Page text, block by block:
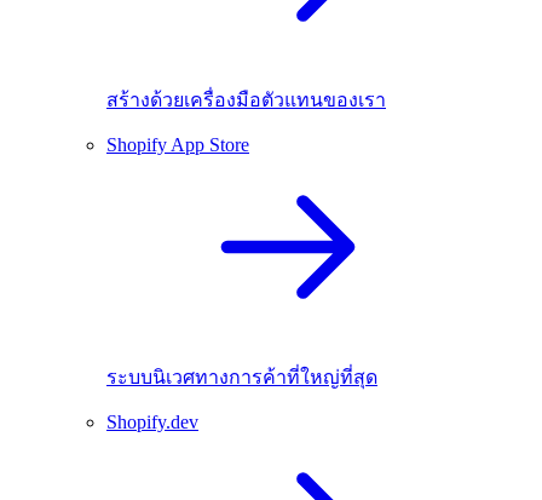
สร้างด้วยเครื่องมือตัวแทนของเรา
Shopify App Store
ระบบนิเวศทางการค้าที่ใหญ่ที่สุด
Shopify.dev